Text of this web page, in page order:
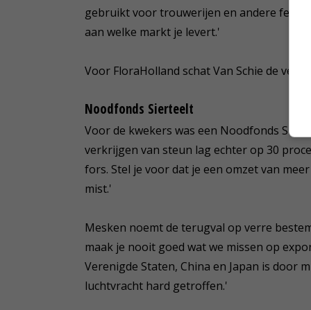
gebruikt voor trouwerijen en andere
aan welke markt je levert.'
Voor FloraHolland schat Van Schie de
Noodfonds Sierteelt
Voor de kwekers was een Noodfonds
verkrijgen van steun lag echter op 30
fors. Stel je voor dat je een omzet van
mist.'
Mesken noemt de terugval op verre
maak je nooit goed wat we missen op
Verenigde Staten, China en Japan is door
luchtvracht hard getroffen.'